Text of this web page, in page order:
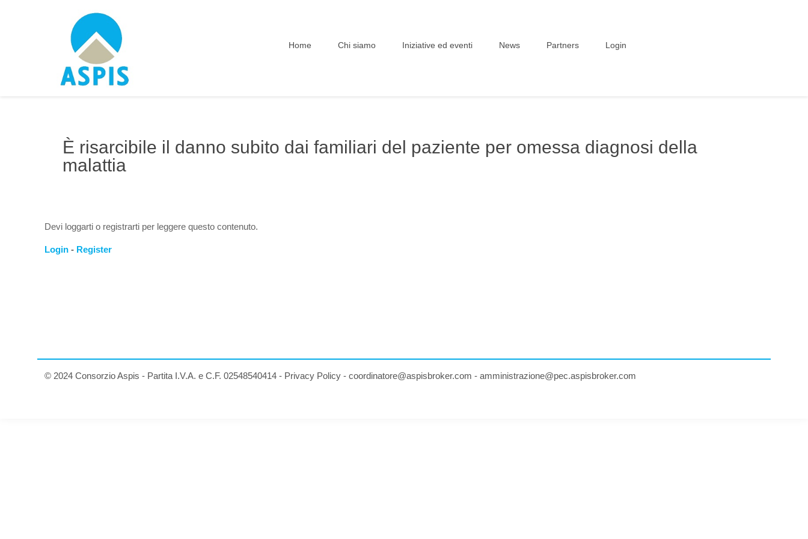
Home Chi siamo Iniziative ed eventi News Partners Login
È risarcibile il danno subito dai familiari del paziente per omessa diagnosi della
malattia
Devi loggarti o registrarti per leggere questo contenuto.
Login - Register
© 2024 Consorzio Aspis - Partita I.V.A. e C.F. 02548540414 - Privacy Policy -coordinatore@aspisbroker.com -amministrazione@pec.aspisbroker.com